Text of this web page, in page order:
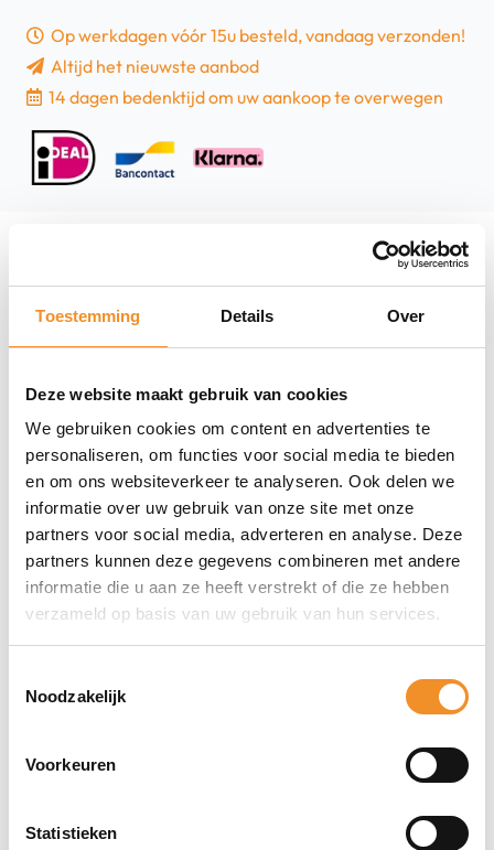
Toestemming Details Over
Deze website maakt gebruik van cookies
We gebruiken cookies om content en advertenties te
personaliseren, om functies voor social media te bieden
en om ons websiteverkeer te analyseren. Ook delen we
informatie over uw gebruik van onze site met onze
partners voor social media, adverteren en analyse. Deze
partners kunnen deze gegevens combineren met andere
informatie die u aan ze heeft verstrekt of die ze hebben
verzameld op basis van uw gebruik van hun services.
Noodzakelijk
Voorkeuren
Statistieken
Op werkdagen vóór 15u besteld, vandaag verzonden!
Altijd het nieuwste aanbod
14 dagen bedenktijd om uw aankoop te overwegen
Productomschrijving
Productspecificaties
Merk
Xiaomi
Model
Xiaomi Mi 11 Ultra
A-GPS
Y
Besturingssysteem
Batterij capaciteit in mah